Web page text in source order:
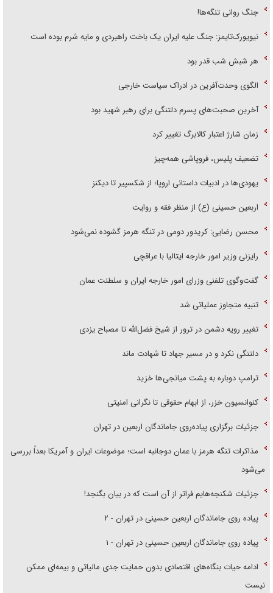
جنگ روانی تنگه‌ها!
نیویورک‌تایمز: جنگ علیه ایران یک باخت راهبردی و مایه شرم بوده است
هر شبش شب قدر بود
الگوی وحدت‌آفرین در ادراک سیاست خارجی
آخرین صحبت‌های پسرم دلتنگی برای رهبر شهید بود
زمان شارژ اعتبار کالابرگ تغییر کرد
تضعیف پلیس، فروپاشی همه‌چیز
یهودی‌ها در ادبیات داستانی اروپا؛ از شکسپیر تا دیکنز
اربعین حسینی (ع) از منظر فقه و روایت
محسن رضایی: کریدور دومی در تنگه هرمز گشوده نمی‌شود
رایزنی وزیر امور خارجه ایتالیا با عراقچی
گفت‌وگوی تلفنی وزرای امور خارجه ایران و سلطنت عمان
تنبیه متجاوز عملیاتی شد
تغییر رویه دشمن در ترور از شیخ فضل‌الله تا مصباح یزدی
دلتنگی نکرد و در مسیر جهاد تا شهادت ماند
ترامپ دوباره به پشت میانجی‌ها خزید
کنوانسیون خزر، از ابهام حقوقی تا نگرانی امنیتی
جزئیات برگزاری پیاده‌روی جاماندگان اربعین در تهران
مذاکرات تنگه هرمز با عمان دوجانبه است؛ موضوعات ایران و آمریکا بعداً بررسی
می‌شود
جزئیات شکنجه‌هایم فراتر از آن است که در بیان بگنجد!
پیاده روی جاماندگان اربعین حسینی در تهران - ۲
پیاده روی جاماندگان اربعین حسینی در تهران - ۱
ادامه حیات بنگاه‌های اقتصادی بدون حمایت جدی مالیاتی و بیمه‌ای ممکن
نیست